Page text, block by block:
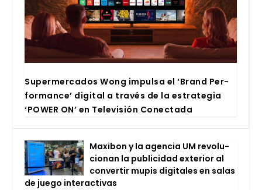
Super­mer­ca­dos Wong impul­sa el ‘Brand Per­
for­man­ce’ digi­tal a tra­vés de la estra­te­gia
‘POWER ON’ en Tele­vi­sión Conec­ta­da
Maxi­bon y la agen­cia UM revo­lu­
cio­nan la publi­ci­dad exte­rior al
con­ver­tir mupis digi­ta­les en salas
de jue­go inter­ac­ti­vas